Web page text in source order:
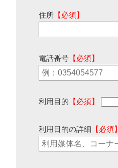
住所 【必須】
電話番号 【必須】
利用目的 【必須】
利用目的の詳細 【必須】